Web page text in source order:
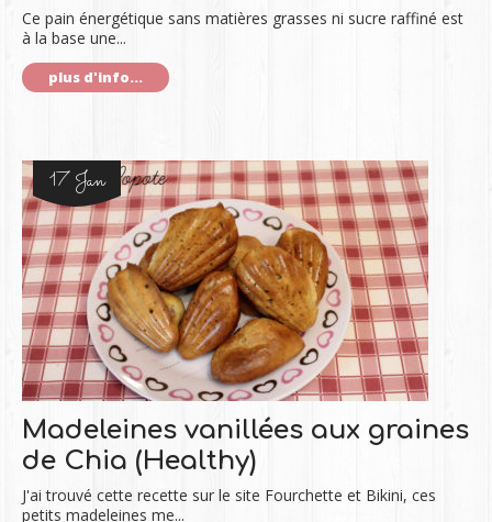
Ce pain énergétique sans matières grasses ni sucre raffiné est
à la base une...
plus d'info...
17 Jan
Madeleines vanillées aux graines
de Chia (Healthy)
J'ai trouvé cette recette sur le site Fourchette et Bikini, ces
petits madeleines me...